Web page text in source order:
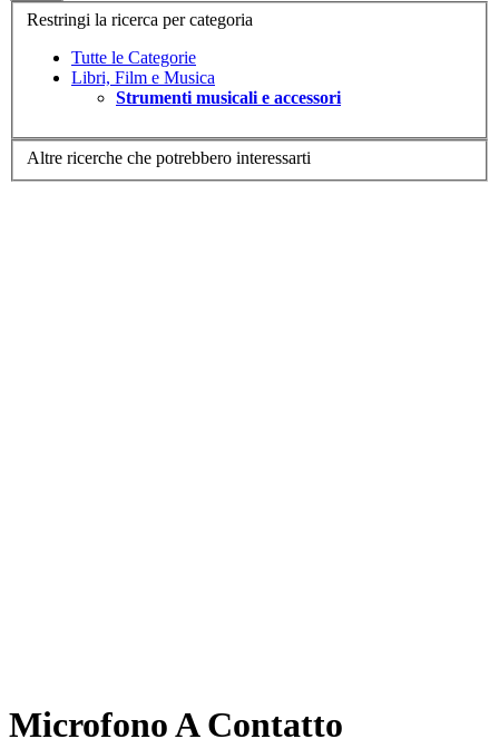
Restringi la ricerca per categoria
Tutte le Categorie
Libri, Film e Musica
Strumenti musicali e accessori
Altre ricerche che potrebbero interessarti
Microfono A Contatto